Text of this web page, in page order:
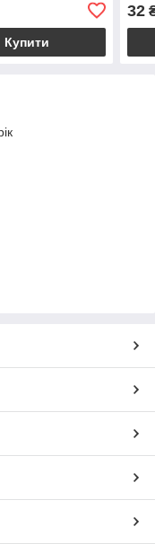
Купити
32